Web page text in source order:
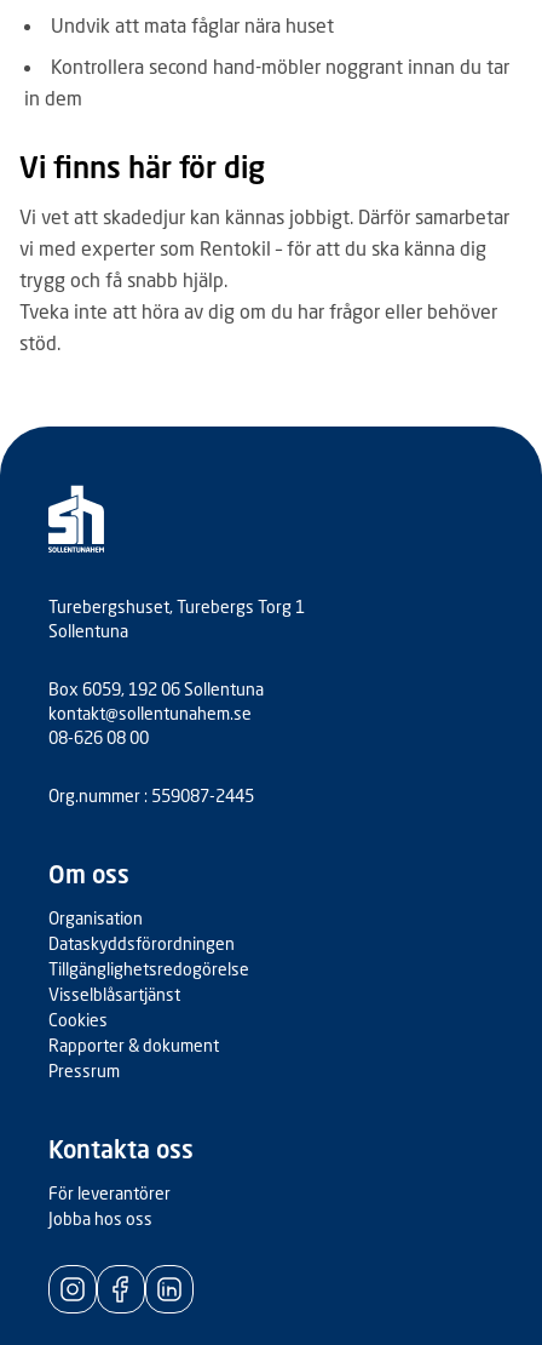
Undvik att mata fåglar nära huset
Kontrollera second hand-möbler noggrant innan du tar
in dem
Vi finns här för dig
Vi vet att skadedjur kan kännas jobbigt. Därför samarbetar
vi med experter som Rentokil – för att du ska känna dig
trygg och få snabb hjälp.
Tveka inte att höra av dig om du har frågor eller behöver
stöd.
Turebergshuset, Turebergs Torg 1
Sollentuna
Box 6059, 192 06 Sollentuna
kontakt@sollentunahem.se
08-626 08 00
Org.nummer : 559087-2445
Om oss
Organisation
Dataskyddsförordningen
Tillgänglighetsredogörelse
Visselblåsartjänst
Cookies
Rapporter & dokument
Pressrum
Kontakta oss
För leverantörer
Jobba hos oss